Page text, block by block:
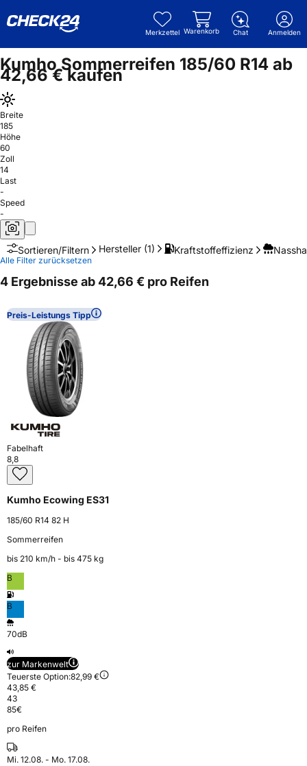
Merkzettel Warenkorb Chat Anmelden
Kumho Sommerreifen 185/60 R14 ab
42,66 € kaufen
Breite
185
Höhe
60
Zoll
14
Last
-
Speed
-
Sortieren/Filtern Hersteller (1) Kraftstoffeffizienz
Alle Filter zurücksetzen
4 Ergebnisse ab 42,66 € pro Reifen
Preis-Leistungs Tipp
Fabelhaft
8,8
Kumho Ecowing ES31
185/60 R14 82 H
Sommerreifen
bis 210 km⁠/⁠h - bis 475 kg
B
B
70dB
zur Markenwelt
Teuerste Option:82,99 €
43,85 €
43
85€
pro Reifen
Mi. 12.08. - Mo. 17.08.